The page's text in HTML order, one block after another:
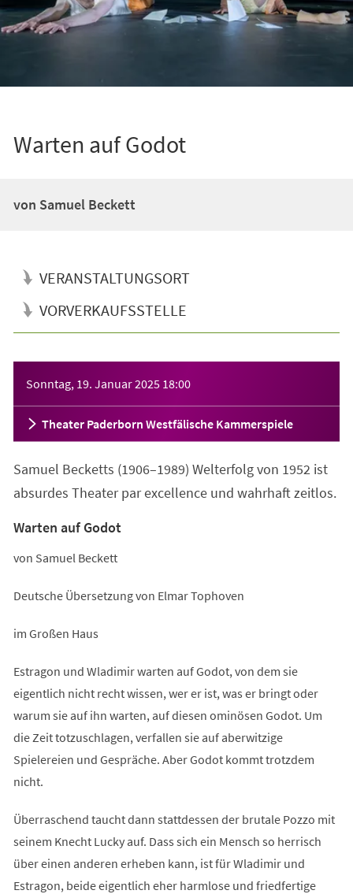
Warten auf Godot
von Samuel Beckett
VERANSTALTUNGSORT
VORVERKAUFSSTELLE
Sonntag, 19. Januar 2025 18:00
Theater Paderborn Westfälische Kammerspiele
Samuel Becketts (1906–1989) Welterfolg von 1952 ist
absurdes Theater par excellence und wahrhaft zeitlos.
Warten auf Godot
von Samuel Beckett
Deutsche Übersetzung von Elmar Tophoven
im Großen Haus
Estragon und Wladimir warten auf Godot, von dem sie
eigentlich nicht recht wissen, wer er ist, was er bringt oder
warum sie auf ihn warten, auf diesen ominösen Godot. Um
die Zeit totzuschlagen, verfallen sie auf aberwitzige
Spielereien und Gespräche. Aber Godot kommt trotzdem
nicht.
Überraschend taucht dann stattdessen der brutale Pozzo mit
seinem Knecht Lucky auf. Dass sich ein Mensch so herrisch
über einen anderen erheben kann, ist für Wladimir und
Estragon, beide eigentlich eher harmlose und friedfertige